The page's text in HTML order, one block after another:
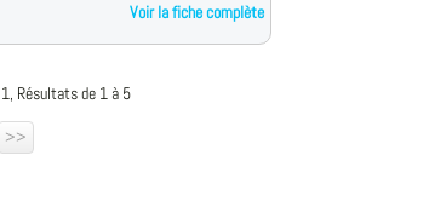
Voir la fiche complète
Résultats de 1 à 5
>>